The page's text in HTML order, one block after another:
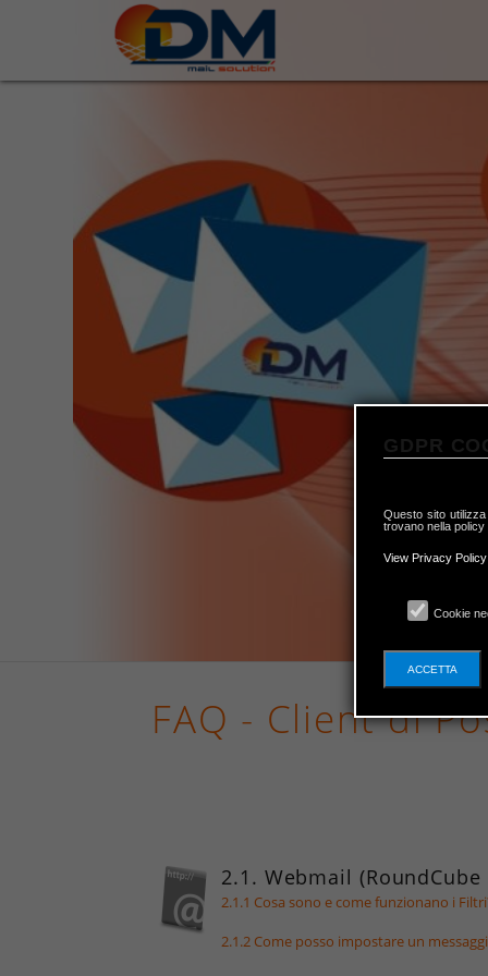
FAQ - Client di
2.1. Webmail (RoundCube
2.1.1 Cosa sono e come funzionano i
2.1.2 Come posso impostare un
GDPR
Questo sito
trovano nella policy
View Privacy Policy
Cookie
ACCETTA